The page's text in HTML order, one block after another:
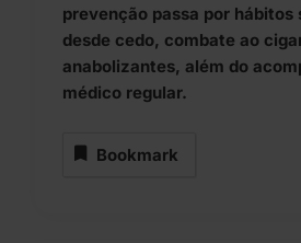
prevenção passa por hábitos
desde cedo, combate ao
anabolizantes, além do
médico regular.
Bookmark